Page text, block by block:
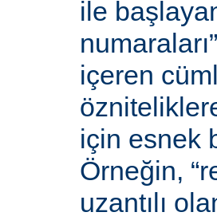
ile
içeren
için esnek
Örneğin,
uzantılı